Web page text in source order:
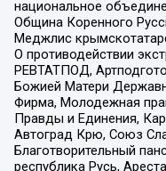
национальное
Община Коренного
Меджлис
О противодействии
РЕВТАТПОД,
Божией Матери
Фирма, Молодежная
Правды и Единения,
Автоград Крю, Союз
Благотворительный
республика Русь,